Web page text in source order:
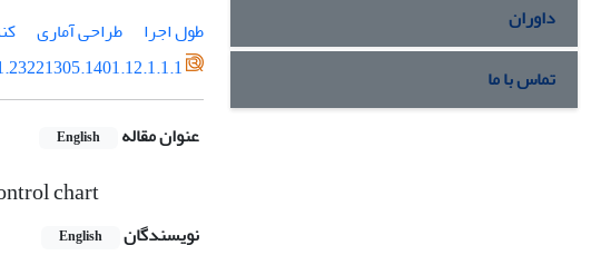
طول اجرا
طراحی آماری
عنوان مقاله English
chart
نویسندگان English
داوران
تماس با ما